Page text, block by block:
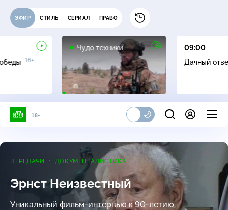
ЭФИР СТИЛЬ СЕРИАЛ ПРАВО
16+
Чудо техники
12+
09:00
Дачный
18+
ПЕРЕДАЧИ ДОКУМЕНТАЛИСТИКА
Эрнст Неизвестный
Уникальный фильм-интервьюк90-летию